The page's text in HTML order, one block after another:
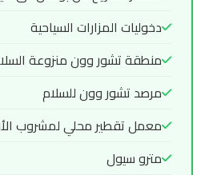
دخوليات المزارات السياحية
منطقة تشور وون منزوعة
مرصد تشور وون للسلام
معمل تقطير محلي لمشروب
مترو سيول